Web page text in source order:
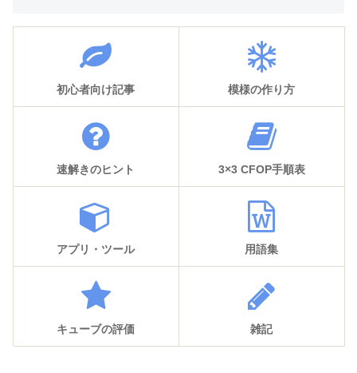
初心者向け記事 模様の作り方
速解きのヒント 3×3 CFOP手順表
アプリ・ツール 用語集
キューブの評価 雑記